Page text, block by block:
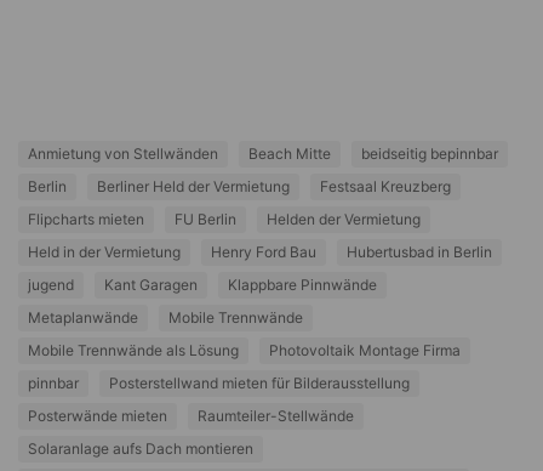
Anmietung von Stellwänden Beach Mitte
beidseitig bepinnbar
Berlin
Berliner Held der Vermietung
Festsaal Kreuzberg
Flipcharts mieten
FU Berlin
Helden der Vermietung
Held in der Vermietung
Henry Ford Bau
Hubertusbad in Berlin
jugend
Kant Garagen
Klappbare Pinnwände
Metaplanwände
Mobile Trennwände
Mobile Trennwände als Lösung
Photovoltaik Montage Firma
pinnbar
Posterstellwand mieten für Bilderausstellung
Posterwände mieten
Raumteiler-Stellwände
Solaranlage aufs Dach montieren